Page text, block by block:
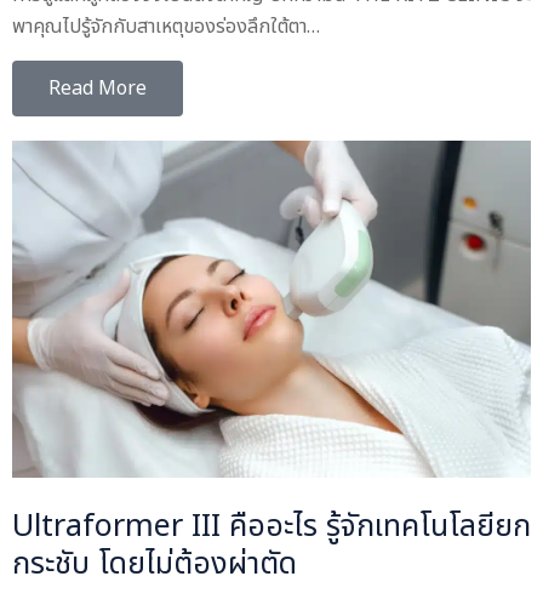
พาคุณไปรู้จักกับสาเหตุของร่องลึกใต้ตา…
Read More
Ultraformer III คืออะไร รู้จักเทคโนโลยียก
กระชับ โดยไม่ต้องผ่าตัด